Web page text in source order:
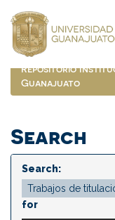
navigation
Repositorio
Guanajuato
Search
Search:
for